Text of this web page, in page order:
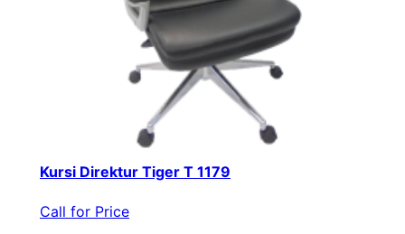
Kursi Direktur Tiger T 1179
Call for Price